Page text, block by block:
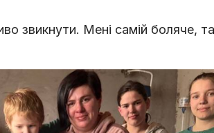
звикнути. Мені самій боляче,